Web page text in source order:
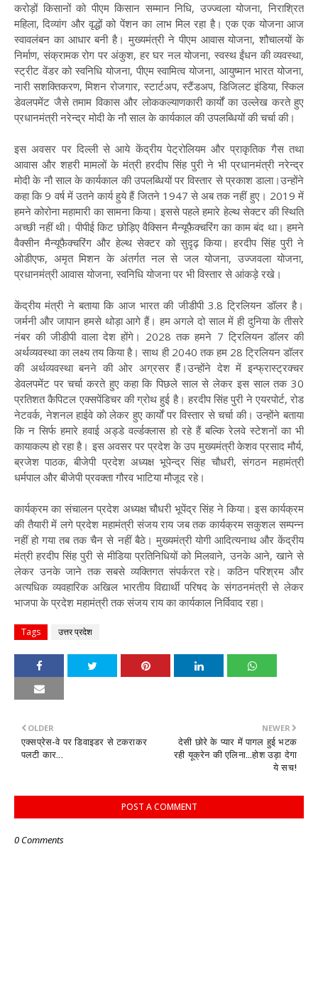
करोड़ों किसानों को पीएम किसान सम्मान निधि, उज्ज्वला योजना, निराश्रित
महिला, दिव्यांग और वृद्धों को पेंशन का लाभ मिल रहा है। एक एक योजना आज
स्वावलंबन का आधार बनी है। मुख्यमंत्री ने पीएम आवास योजना, शौचालयों के
निर्माण, संक्रामक रोग पर अंकुश, हर घर नल योजना, स्वस्थ ईंधन की व्यवस्था,
स्ट्रीट वेंडर को स्वनिधि योजना, पीएम स्वामित्व योजना, आयुष्मान भारत योजना,
नारी सशक्तिकरण, मिशन रोजगार, स्टार्टअप, स्टैंडअप, डिजिलट इंडिया, स्किल
डेवलपमेंट जैसे तमाम विकास और लोककल्याणकारी कार्यों का उल्लेख करते हुए
प्रधानमंत्री नरेन्द्र मोदी के नौ साल के कार्यकाल की उपलब्धियों की चर्चा की।
इस अवसर पर दिल्ली से आये केंद्रीय पेट्रोलियम और प्राकृतिक गैस तथा
आवास और शहरी मामलों के मंत्री हरदीप सिंह पुरी ने भी प्रधानमंत्री नरेन्द्र
मोदी के नौ साल के कार्यकाल की उपलब्धियों पर विस्तार से प्रकाश डाला।उन्होंने
कहा कि 9 वर्ष में उतने कार्य हुये हैं जितने 1947 से अब तक नहीं हुए। 2019 में
हमने कोरोना महामारी का सामना किया। इससे पहले हमारे हेल्थ सेक्टर की स्थिति
अच्छी नहीं थी। पीपीई किट छोड़िए वैक्सिन मैन्यूफैक्चरिंग का काम बंद था। हमने
वैक्सीन मैन्यूफैक्चरिंग और हेल्थ सेक्टर को सुदृढ़ किया। हरदीप सिंह पुरी ने
ओडीएफ, अमृत मिशन के अंतर्गत नल से जल योजना, उज्जवला योजना,
प्रधानमंत्री आवास योजना, स्वनिधि योजना पर भी विस्तार से आंकड़े रखे।
केंद्रीय मंत्री ने बताया कि आज भारत की जीडीपी 3.8 ट्रिलियन डॉलर है।
जर्मनी और जापान हमसे थोड़ा आगे हैं। हम अगले दो साल में ही दुनिया के तीसरे
नंबर की जीडीपी वाला देश होंगे। 2028 तक हमने 7 ट्रिलियन डॉलर की
अर्थव्यवस्था का लक्ष्य तय किया है। साथ ही 2040 तक हम 28 ट्रिलियन डॉलर
की अर्थव्यवस्था बनने की ओर अग्रसर हैं।उन्होंने देश में इन्फ्रास्ट्रक्चर
डेवलपमेंट पर चर्चा करते हुए कहा कि पिछले साल से लेकर इस साल तक 30
प्रतिशत कैपिटल एक्सपेंडिचर की ग्रोथ हुई है। हरदीप सिंह पुरी ने एयरपोर्ट, रोड
नेटवर्क, नेशनल हाईवे को लेकर हुए कार्यों पर विस्तार से चर्चा की। उन्होंने बताया
कि न सिर्फ हमारे हवाई अड्डे वर्ल्डक्लास हो रहे हैं बल्कि रेलवे स्टेशनों का भी
कायाकल्प हो रहा है। इस अवसर पर प्रदेश के उप मुख्यमंत्री केशव प्रसाद मौर्य,
ब्रजेश पाठक, बीजेपी प्रदेश अध्यक्ष भूपेन्द्र सिंह चौधरी, संगठन महामंत्री
धर्मपाल और बीजेपी प्रवक्ता गौरव भाटिया मौजूद रहे।
कार्यक्रम का संचालन प्रदेश अध्यक्ष चौधरी भूपेंद्र सिंह ने किया। इस कार्यक्रम
की तैयारी में लगे प्रदेश महामंत्री संजय राय जब तक कार्यक्रम सकुशल सम्पन्न
नहीं हो गया तब तक चैन से नहीं बैठे। मुख्यमंत्री योगी आदित्यनाथ और केंद्रीय
मंत्री हरदीप सिंह पुरी से मीडिया प्रतिनिधियों को मिलवाने, उनके आने, खाने से
लेकर उनके जाने तक सबसे व्यक्तिगत संपर्करत रहे। कठिन परिश्रम और
अत्यधिक व्यवहारिक अखिल भारतीय विद्यार्थी परिषद के संगठनमंत्री से लेकर
भाजपा के प्रदेश महामंत्री तक संजय राय का कार्यकाल निर्विवाद रहा।
Tags उत्तर प्रदेश
NEWER
देसी छोरे के प्यार में पागल हुई भटक
रही यूक्रेन की एलिना...होश उड़ा देगा
ये सच!
OLDER
एक्सप्रेस-वे पर डिवाइडर से टकराकर
पलटी कार...
POST A COMMENT
0 Comments